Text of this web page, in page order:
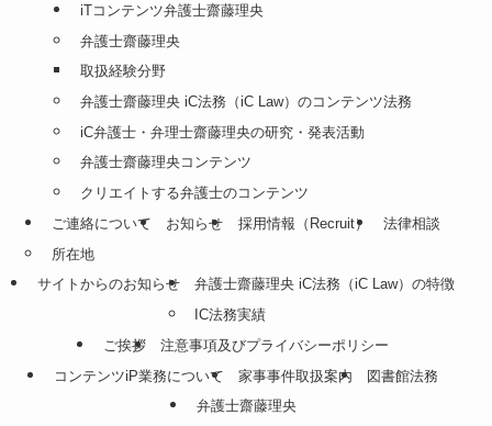
iTコンテンツ弁護士齋藤理央
弁護士齋藤理央
取扱経験分野
弁護士齋藤理央 iC法務（iC Law）のコンテンツ法務
iC弁護士・弁理士齋藤理央の研究・発表活動
弁護士齋藤理央コンテンツ
クリエイトする弁護士のコンテンツ
ご連絡について
所在地
お知らせ 採用情報（Recruit） 法律相談
サイトからのお知らせ
弁護士齋藤理央 iC法務（iC Law）の特徴
IC法務実績
ご挨拶
注意事項及びプライバシーポリシー
コンテンツiP業務について
家事事件取扱案内
図書館法務
弁護士齋藤理央